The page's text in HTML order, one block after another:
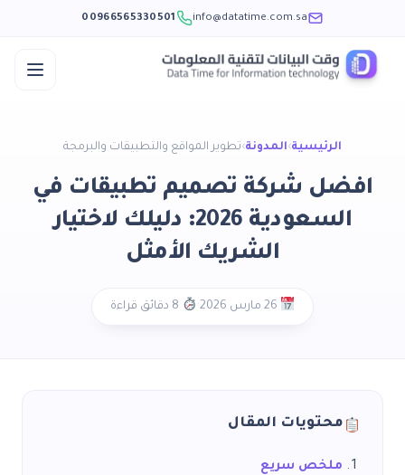
info@datatime.com.sa
00966565330501
الرئيسية›المدونة›تطوير المواقع والتطبيقات والبرمجة
افضل شركة تصميم تطبيقات في
السعودية 2026: دليلك لاختيار
الشريك الأمثل
·
محتويات المقال
ملخص سريع